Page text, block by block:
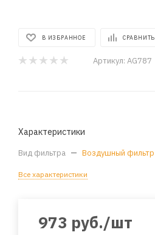
В ИЗБРАННОЕ СРАВНИТЬ
Артикул: AG787
Характеристики
Вид фильтра — Воздушный фильтр
Все характеристики
973 руб./шт